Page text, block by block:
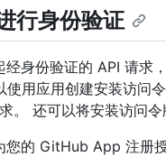
行身份验证
身份验证的 API 请求
使用应用创建安装访问
还可以将安装访问令
的 GitHub App 注册